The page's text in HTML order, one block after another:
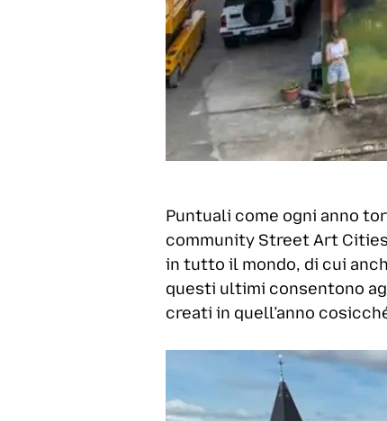
Puntuali come ogni anno
community Street Art
in tutto il mondo, di cui
questi ultimi consentono
creati in quell’anno